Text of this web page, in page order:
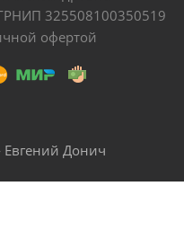
325508100350519
офертой
Евгений Донич